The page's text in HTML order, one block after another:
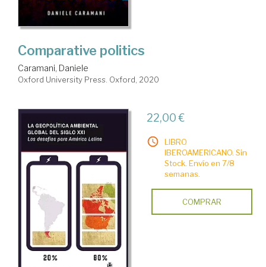
Comparative politics
Caramani, Daniele
Oxford University Press. Oxford, 2020
22,00 €
LIBRO
IBEROAMERICANO. Sin
Stock. Envío en 7/8
semanas.
COMPRAR